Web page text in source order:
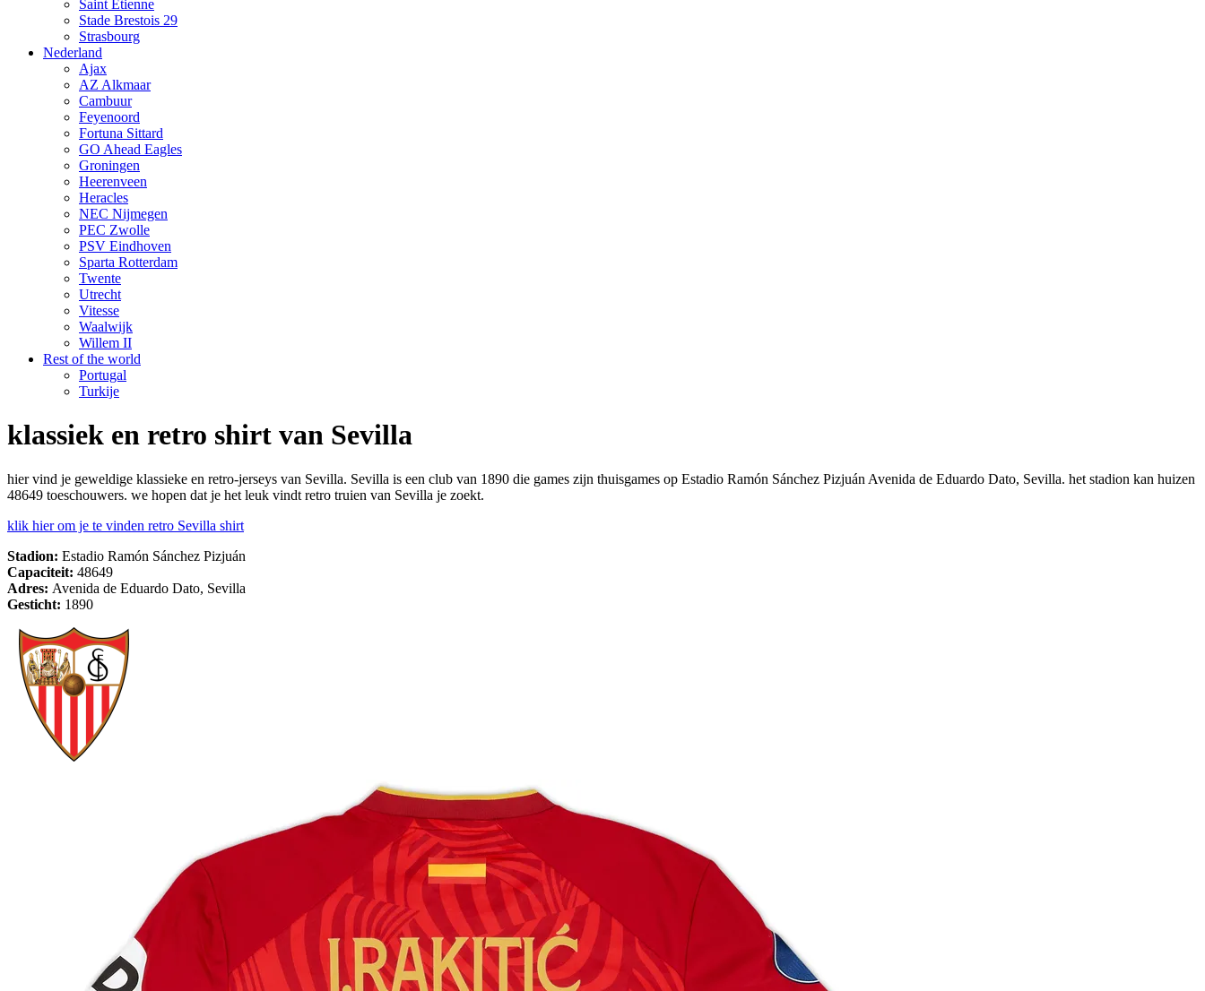
Saint Etienne
Stade Brestois 29
Strasbourg
Nederland
Ajax
AZ Alkmaar
Cambuur
Feyenoord
Fortuna Sittard
GO Ahead Eagles
Groningen
Heerenveen
Heracles
NEC Nijmegen
PEC Zwolle
PSV Eindhoven
Sparta Rotterdam
Twente
Utrecht
Vitesse
Waalwijk
Willem II
Rest of the world
Portugal
Turkije
klassiek en retro shirt van Sevilla
hier vind je geweldige klassieke en retro-jerseys van Sevilla. Sevilla is een club van 1890 die games zijn thuisgames op Estadio Ramón Sánchez Pizjuán Avenida de Eduardo Dato, Sevilla. het stadion kan huizen
48649 toeschouwers. we hopen dat je het leuk vindt retro truien van Sevilla je zoekt.
klik hier om je te vinden retro Sevilla shirt
Stadion: Estadio Ramón Sánchez Pizjuán
Capaciteit: 48649
Adres: Avenida de Eduardo Dato, Sevilla
Gesticht: 1890